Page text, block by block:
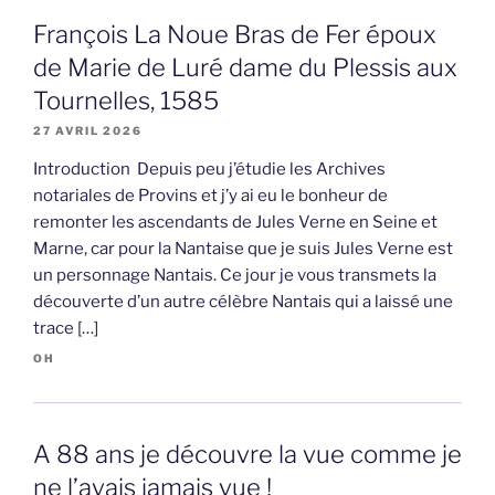
François La Noue Bras de Fer époux
de Marie de Luré dame du Plessis aux
Tournelles, 1585
27 AVRIL 2026
Introduction Depuis peu j’étudie les Archives
notariales de Provins et j’y ai eu le bonheur de
remonter les ascendants de Jules Verne en Seine et
Marne, car pour la Nantaise que je suis Jules Verne est
un personnage Nantais. Ce jour je vous transmets la
découverte d’un autre célèbre Nantais qui a laissé une
trace […]
OH
A 88 ans je découvre la vue comme je
ne l’avais jamais vue !